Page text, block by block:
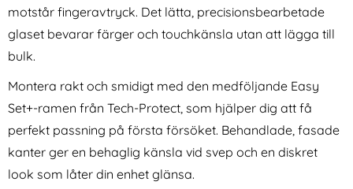
MagFlex Jungle Green
Shockproof Hybrid Röd
Art. nr 246145
rea pris
99 krtidigare pris
99 kr
Tillgänglighet:
I lager
Köp
Galaxy S26 Skal Shockproof Hybrid Röd
Klockarmband Trail Loop Blå
Art. nr 247261
rea pris
149 krtidigare pris
149 kr
Tillgänglighet:
I lager
Köp
Whoop 5.0 / MG / 4.0
motstår fingeravtryck. Det lätta, precisionsbearbetade
glaset bevarar färger och touchkänsla utan att lägga till
bulk.
Montera rakt och smidigt med den medföljande Easy
Set+-ramen från Tech-Protect, som hjälper dig att få
perfekt passning på första försöket. Behandlade, fasade
kanter ger en behaglig känsla vid svep och en diskret
look som låter din enhet glänsa.